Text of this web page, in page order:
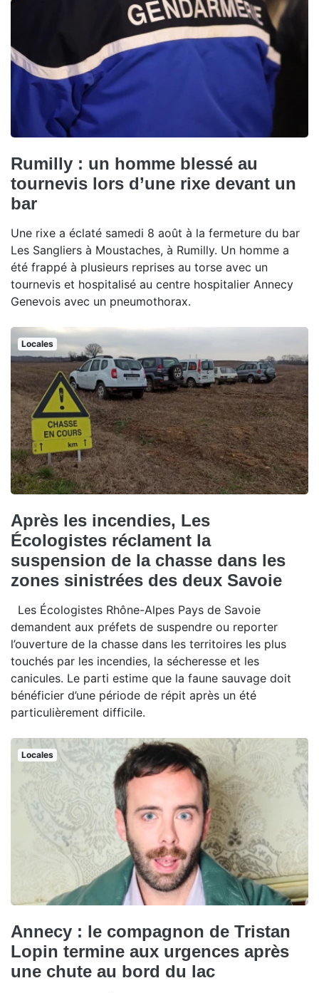
Rumilly : un homme blessé au
tournevis lors d’une rixe devant un
bar
Une rixe a éclaté samedi 8 août à la fermeture du bar
Les Sangliers à Moustaches, à Rumilly. Un homme a
été frappé à plusieurs reprises au torse avec un
tournevis et hospitalisé au centre hospitalier Annecy
Genevois avec un pneumothorax.
Locales
Après les incendies, Les
Écologistes réclament la
suspension de la chasse dans les
zones sinistrées des deux Savoie
Les Écologistes Rhône-Alpes Pays de Savoie
demandent aux préfets de suspendre ou reporter
l’ouverture de la chasse dans les territoires les plus
touchés par les incendies, la sécheresse et les
canicules. Le parti estime que la faune sauvage doit
bénéficier d’une période de répit après un été
particulièrement difficile.
Locales
Annecy : le compagnon de Tristan
Lopin termine aux urgences après
une chute au bord du lac